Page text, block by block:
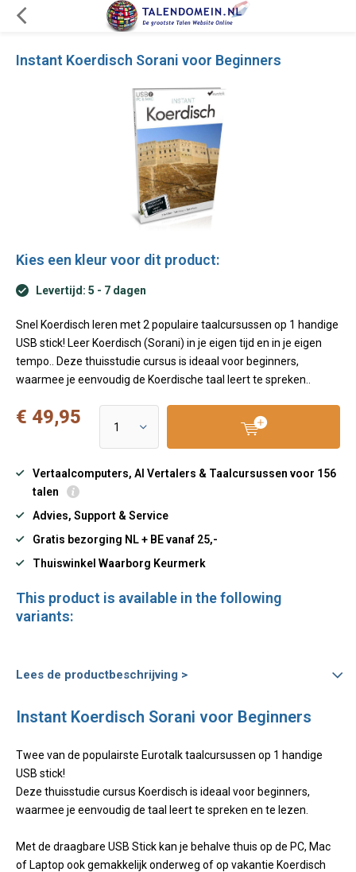
Instant Koerdisch Sorani voor Beginners
Kies een kleur voor dit product:
Levertijd: 5 - 7 dagen
Snel Koerdisch leren met 2 populaire taalcursussen op 1 handige
USB stick! Leer Koerdisch (Sorani) in je eigen tijd en in je eigen
tempo.. Deze thuisstudie cursus is ideaal voor beginners,
waarmee je eenvoudig de Koerdische taal leert te spreken..
€ 49,95
Vertaalcomputers, AI Vertalers & Taalcursussen voor 156
talen
Advies, Support & Service
Gratis bezorging NL + BE vanaf 25,-
Thuiswinkel Waarborg Keurmerk
This product is available in the following
variants:
Lees de productbeschrijving >
Instant Koerdisch Sorani voor Beginners
Twee van de populairste Eurotalk taalcursussen op 1 handige
USB stick!
Deze thuisstudie cursus Koerdisch is ideaal voor beginners,
waarmee je eenvoudig de taal leert te spreken en te lezen.
Met de draagbare USB Stick kan je behalve thuis op de PC, Mac
of Laptop ook gemakkelijk onderweg of op vakantie Koerdisch